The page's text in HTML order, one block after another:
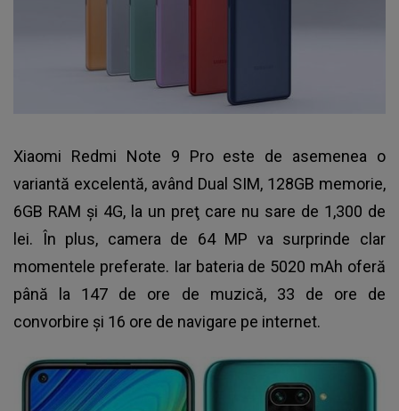
Xiaomi Redmi Note 9 Pro este de asemenea o
variantă excelentă, având Dual SIM, 128GB memorie,
6GB RAM şi 4G, la un preţ care nu sare de 1,300 de
lei. În plus, camera de 64 MP va surprinde clar
momentele preferate. Iar bateria de 5020 mAh oferă
până la 147 de ore de muzică, 33 de ore de
convorbire şi 16 ore de navigare pe internet.